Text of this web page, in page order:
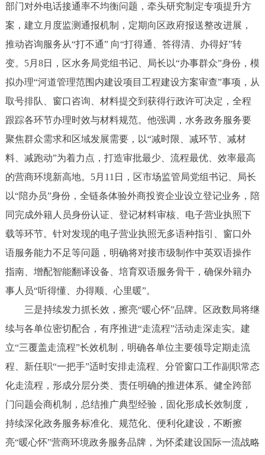
部门对外电话接通率不均衡问题，牵头研究制定专项提升方
案，建立月度监测通报机制，定期向区政府报送整改进展，
推动咨询服务从“打不通” 向“打得通、答得清、办得好”转
变。5月8日，区水务局党组书记、局长以“办事群众”身份，模
拟办理“河道管理范围内建设项目工程建设方案审查”事项，从
取号排队、窗口咨询、材料提交到获得行政许可决定，全程
跟踪各环节办理时效与材料规范。他强调，水务政务服务要
聚焦群众需求和区域发展需要，以“减时限、减环节、减材
料、减跑动”为着力点，打造审批最少、流程最优、效率最高
的营商环境新高地。5月11日，区市场监管局党组书记、局长
以“陪办员”身份，全链条体验外商投资企业设立登记业务，陪
同完成外籍人员身份认证、登记材料审核、电子营业执照下
载等环节。针对发现的电子营业执照无多语种指引、窗口外
语服务能力不足等问题，明确将对接市级制作中英双语操作
指南、增配智能翻译设备、培育双语服务骨干，确保外籍办
事人员“听得懂、办得顺、心里暖”。
三是持续发力抓长效，擦亮“暖心怀”品牌。区政数局将继
续与各单位密切配合，有序推进“走流程”活动走深走实。建
立“三覆盖走流程”长效机制，明确各单位主要领导定期走流
程、新任职“一把手”适时安排走流程、分管窗口工作副职常态
化走流程，形成分层分类、责任明确的推进体系。健全跨部
门问题会商机制，总结推广典型经验，固化形成长效制度，
持续深化政务服务标准化、规范化、便利化建设，不断擦
亮“暖心怀”营商环境政务服务品牌，为怀柔建设国际一流战略